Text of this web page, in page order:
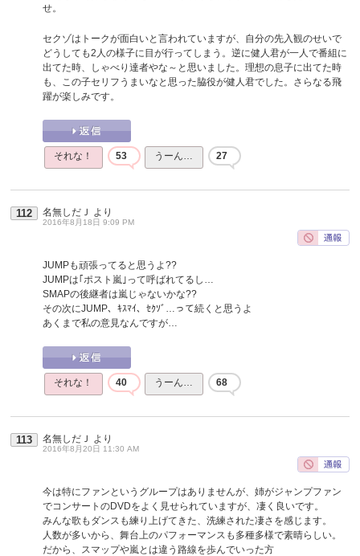
せ。
セクゾはトークが面白いと言われていますが、自分の先入観のせいで
どうしても2人の様子に目が行ってしまう。逆に健人君が一人で番組に
出てた時、しゃべり達者やな～と思いました。理想の息子に出てた時
も、この子セリフうまいなと思った脇役が健人君でした。さらなる飛
躍が楽しみです。
それな！ 53 うーん… 27
112 名無しだＪ より
2016年8月18日 9:09 PM
JUMPも頑張ってると思うよ??
JUMPは｢ポスト嵐｣って呼ばれてるし…
SMAPの後継者は嵐じゃないかな??
その次にJUMP、ｷｽﾏｲ、ｾｸｿﾞ…って続くと思うよ
あくまで私の意見なんですが…
それな！ 40 うーん… 68
113 名無しだＪ より
2016年8月20日 11:30 AM
今は特にファンというグループはありませんが、姉がジャンプファン
でコンサートのDVDをよく見せられていますが、凄く良いです。
みんな歌もダンスも練り上げてきた、洗練された凄さを感じます。
人数が多いから、舞台上のパフォーマンスも多種多様で素晴らしい。
だから、スマップや嵐とは違う路線を歩んでいった方